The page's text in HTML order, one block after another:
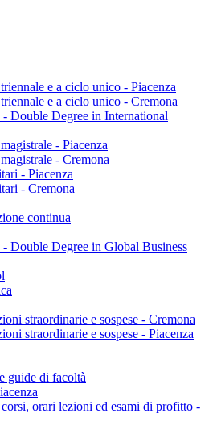
e a ciclo unico - Piacenza
e a ciclo unico - Cremona
Double Degree in International
- Piacenza
- Cremona
- Piacenza
- Cremona
continua
Double Degree in Global Business
straordinarie e sospese - Cremona
straordinarie e sospese - Piacenza
guide di facoltà
orari lezioni ed esami di profitto -